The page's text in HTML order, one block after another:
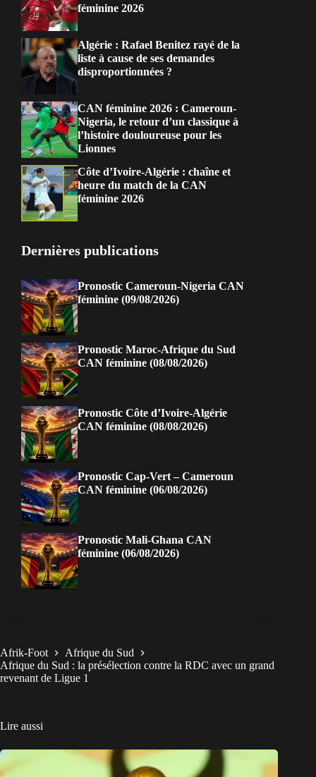
féminine 2026
Algérie : Rafael Benitez rayé de la
liste à cause de ses demandes
disproportionnées ?
CAN féminine 2026 : Cameroun-
Nigeria, le retour d’un classique à
l’histoire douloureuse pour les
Lionnes
Côte d’Ivoire-Algérie : chaîne et
heure du match de la CAN
féminine 2026
Dernières publications
Pronostic Cameroun-Nigeria CAN
féminine (09/08/2026)
Pronostic Maroc-Afrique du Sud
CAN féminine (08/08/2026)
Pronostic Côte d’Ivoire-Algérie
CAN féminine (08/08/2026)
Pronostic Cap-Vert – Cameroun
CAN féminine (06/08/2026)
Pronostic Mali-Ghana CAN
féminine (06/08/2026)
Afrik-Foot
Afrique du Sud
Afrique du Sud : la présélection contre la RDC avec un grand
revenant de Ligue 1
Lire aussi